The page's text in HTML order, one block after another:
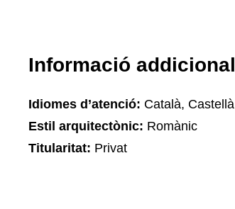
Informació addicional
Idiomes d’atenció: Català, Castellà
Estil arquitectònic: Romànic
Titularitat: Privat